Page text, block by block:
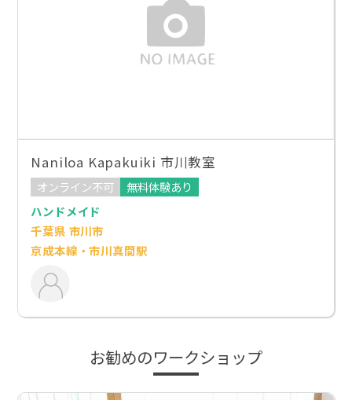
Naniloa Kapakuiki 市川教室
オンライン不可
無料体験あり
ハンドメイド
千葉県 市川市
京成本線・市川真間駅
お勧めのワークショップ